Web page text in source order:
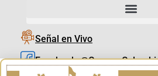
Señal en Vivo